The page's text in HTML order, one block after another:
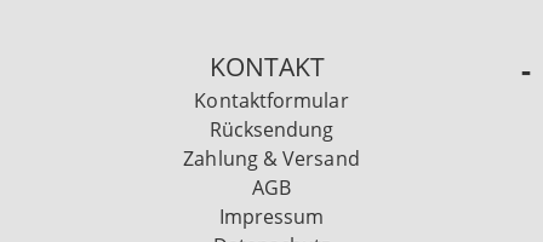
KONTAKT
Kontaktformular
Rücksendung
Zahlung & Versand
AGB
Impressum